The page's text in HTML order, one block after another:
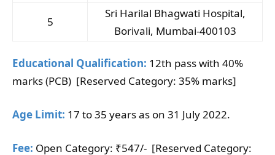
5
Sri Harilal Bhagwati Hospital,
Borivali, Mumbai-400103
Educational Qualification: 12th pass with 40%
marks (PCB) [Reserved Category: 35% marks]
Age Limit: 17 to 35 years as on 31 July 2022.
Fee: Open Category: ₹547/- [Reserved Category: